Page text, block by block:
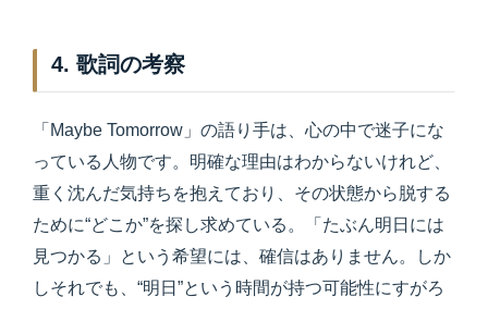
4. 歌詞の考察
「Maybe Tomorrow」の語り手は、心の中で迷子にな
っている人物です。明確な理由はわからないけれど、
重く沈んだ気持ちを抱えており、その状態から脱する
ために“どこか”を探し求めている。「たぶん明日には
見つかる」という希望には、確信はありません。しか
しそれでも、“明日”という時間が持つ可能性にすがろ